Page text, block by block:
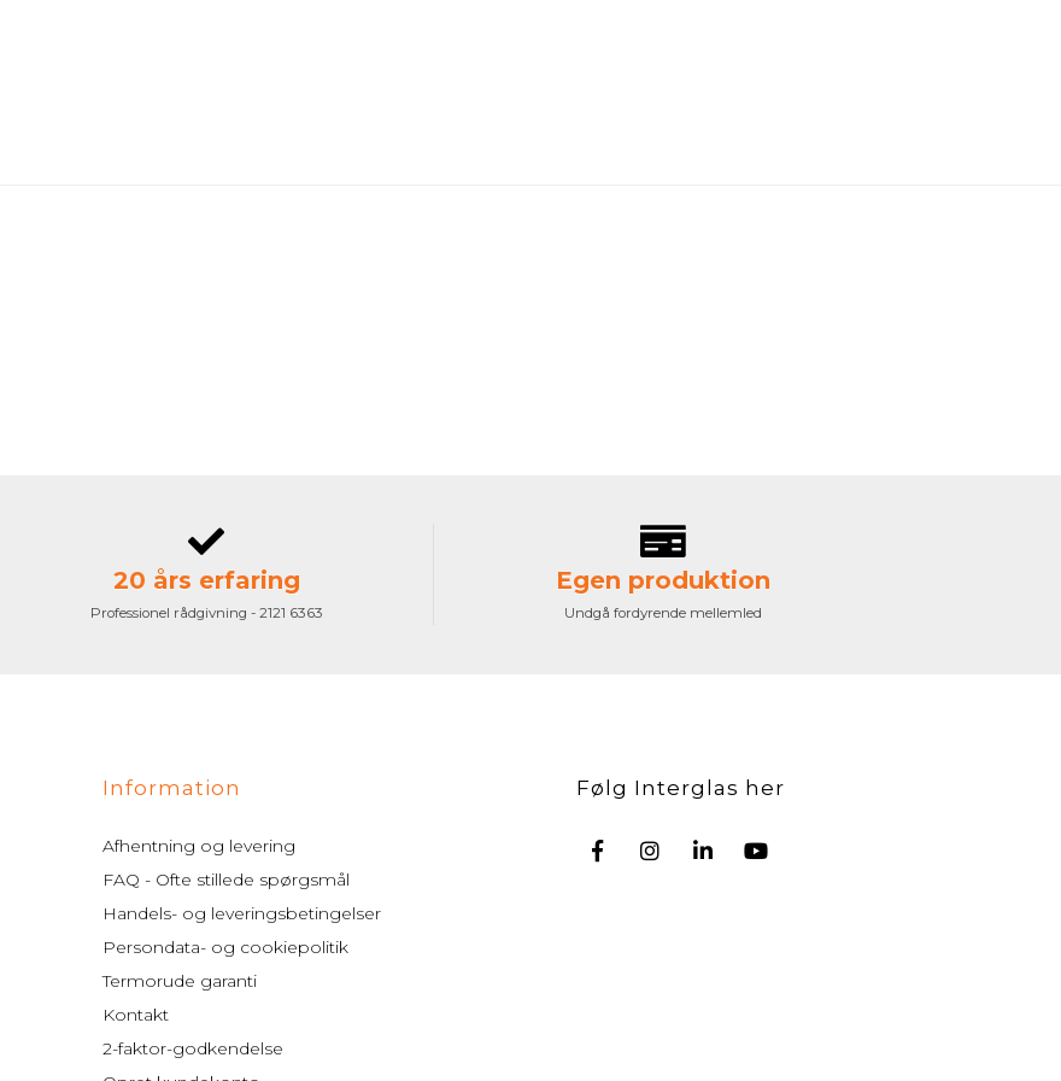
20 års erfaring
Professionel rådgivning - 2121 6363
Egen produktion
Undgå fordyrende mellemled
Information
Afhentning og levering
FAQ - Ofte stillede spørgsmål
Handels- og leveringsbetingelser
Persondata- og cookiepolitik
Termorude garanti
Kontakt
2-faktor-godkendelse
Følg Interglas her